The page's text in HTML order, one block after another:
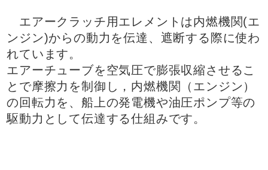
エアークラッチ用エレメントは内燃機関(エ
ンジン)からの動力を伝達、遮断する際に使わ
れています。
エアーチューブを空気圧で膨張収縮させるこ
とで摩擦力を制御し，内燃機関（エンジン）
の回転力を、船上の発電機や油圧ポンプ等の
駆動力として伝達する仕組みです。